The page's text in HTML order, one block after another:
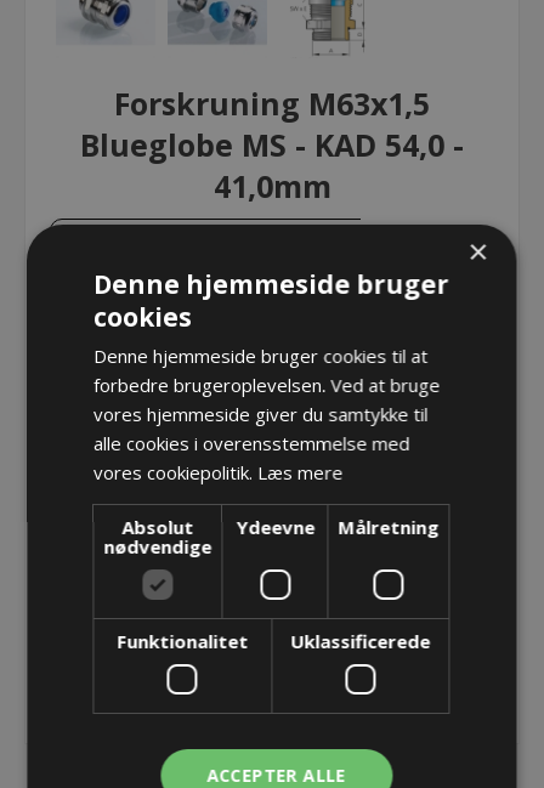
Forskruning M63x1,5
Blueglobe MS - KAD 54,0 -
41,0mm
KAD 54,0 - 41,0mm
Forskruning M63x1,5 Blueglobe MS - Sælges i pakker á
5 stk.
Varenr.: PF BG 863MS
Producent: Pflitsch GmbH & Co. KG
Opret konto for at se priser
×
Denne hjemmeside bruger
cookies
Denne hjemmeside bruger cookies til at
forbedre brugeroplevelsen. Ved at bruge
vores hjemmeside giver du samtykke til
alle cookies i overensstemmelse med
vores cookiepolitik. Læs mere
Absolut
nødvendige
Ydeevne Målretning
Funktionalitet Uklassificerede
ACCEPTER ALLE